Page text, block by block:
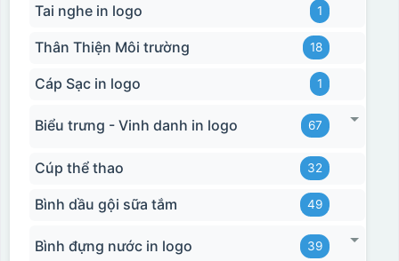
Tai nghe in logo 1
Thân Thiện Môi trường 18
Cáp Sạc in logo 1
Biểu trưng - Vinh danh in logo 67
Cúp thể thao 32
Bình dầu gội sữa tắm 49
Bình đựng nước in logo 39